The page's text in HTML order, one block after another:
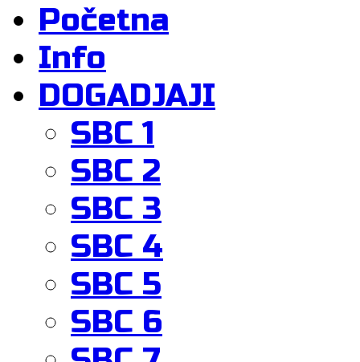
Početna
Info
DOGADJAJI
SBC 1
SBC 2
SBC 3
SBC 4
SBC 5
SBC 6